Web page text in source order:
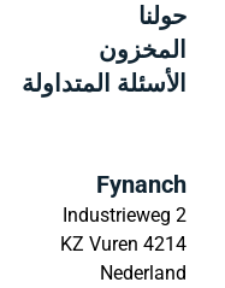
حولنا
المخزون
الأسئلة المتداولة
Fynanch
Industrieweg 2
4214 KZ Vuren
Nederland